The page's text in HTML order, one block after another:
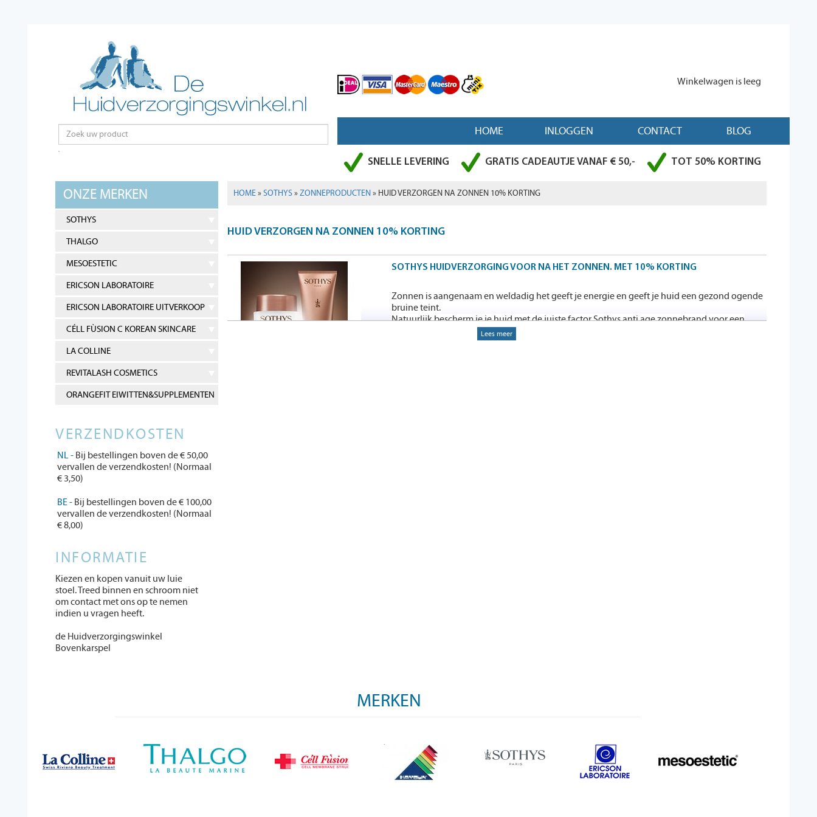
Winkelwagen is leeg
HOME INLOGGEN CONTACT BLOG
SNELLE LEVERING GRATIS CADEAUTJE VANAF € 50,- TOT 50% KORTING
ONZE MERKEN
SOTHYS
THALGO
MESOESTETIC
ERICSON LABORATOIRE
ERICSON LABORATOIRE UITVERKOOP
CÉLL FÙSION C KOREAN SKINCARE
LA COLLINE
REVITALASH COSMETICS
ORANGEFIT EIWITTEN&SUPPLEMENTEN
VERZENDKOSTEN
NL - Bij bestellingen boven de € 50,00
vervallen de verzendkosten! (Normaal
€ 3,50)
BE - Bij bestellingen boven de € 100,00
vervallen de verzendkosten! (Normaal
€ 8,00)
INFORMATIE
Kiezen en kopen vanuit uw luie
stoel. Treed binnen en schroom niet
om contact met ons op te nemen
indien u vragen heeft.
de Huidverzorgingswinkel
Bovenkarspel
HOME»SOTHYS»ZONNEPRODUCTEN » HUID VERZORGEN NA ZONNEN 10% KORTING
HUID VERZORGEN NA ZONNEN 10% KORTING
SOTHYS HUIDVERZORGING VOOR NA HET ZONNEN. MET 10% KORTING
Zonnen is aangenaam en weldadig het geeft je energie en geeft je huid een gezond ogende
bruine teint.
Natuurlijk bescherm je je huid met de juiste factor Sothys anti age zonnebrand voor een
veilige egale kleuring.
Maar ook na het zonnen heeft je huid een goede verzorging nodig die de huid hersteld,
Lees meer
MERKEN